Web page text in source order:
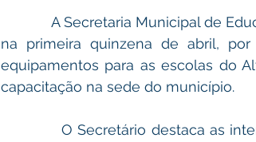
na primeira quinzena de abril,
equipamentos para as escolas do
capacitação na sede do município.